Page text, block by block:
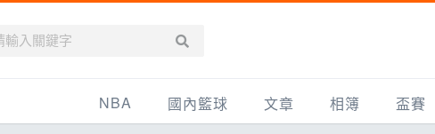
NBA 國內籃球 文章 相簿 盃賽